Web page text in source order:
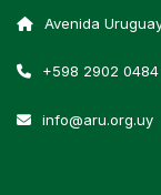
Avenida
+598 2902
info@aru.org.uy